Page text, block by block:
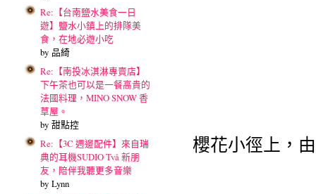
Re:【台南鹽水美食一日
遊】鹽水小鎮上的排隊美
食，在地必遊小吃
by 品綺
Re:【南投冰淇淋專賣店】
下午茶也可以是一餐高貴的
法國料理，MINO SNOW 香
草屋。
by 甜點控
Re:【3C 週邊配件】來自瑞
典的耳機SUDIO Två 新朋
友，陪伴我聽更多音樂
by Lynn
櫻花小徑上，